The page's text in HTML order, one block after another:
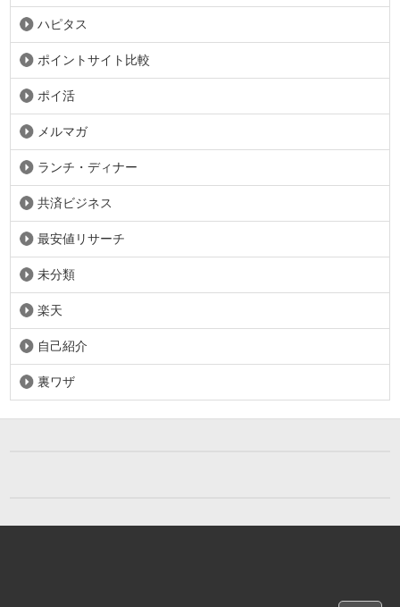
ハピタス
ポイントサイト比較
ポイ活
メルマガ
ランチ・ディナー
共済ビジネス
最安値リサーチ
未分類
楽天
自己紹介
裏ワザ